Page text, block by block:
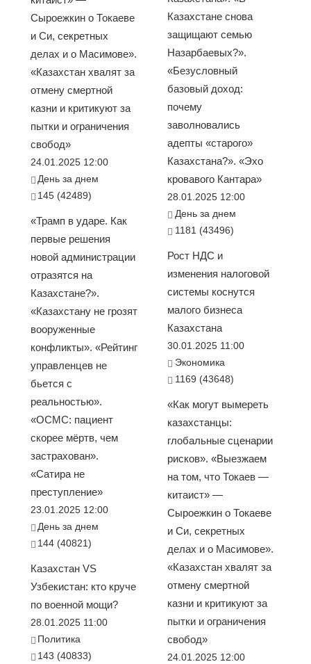
Сыроежкин о Токаеве
и Си, секретных
делах и о Масимове».
«Казахстан хвалят за
отмену смертной
казни и критикуют за
пытки и ограничения
свобод»
24.01.2025 12:00
День за днем
145 (42489)
«Трамп в ударе. Как
первые решения
новой администрации
отразятся на
Казахстане?».
«Казахстану не грозят
вооруженные
конфликты». «Рейтинг
управленцев не
бьется с
реальностью».
«ОСМС: пациент
скорее мёртв, чем
застрахован».
«Сатира не
преступление»
23.01.2025 12:00
День за днем
144 (40821)
Казахстан VS
Узбекистан: кто круче
по военной мощи?
28.01.2025 11:00
Политика
143 (40833)
Казахстане снова
защищают семью
Назарбаевых?».
«Безусловный
базовый доход:
почему
заволновались
адепты «старого»
Казахстана?». «Эхо
кровавого Кантара»
28.01.2025 12:00
День за днем
1181 (43496)
Рост НДС и
изменения налоговой
системы коснутся
малого бизнеса
Казахстана
30.01.2025 11:00
Экономика
1169 (43648)
«Как могут вымереть
казахстанцы:
глобальные сценарии
рисков». «Выезжаем
на том, что Токаев —
китаист» —
Сыроежкин о Токаеве
и Си, секретных
делах и о Масимове».
«Казахстан хвалят за
отмену смертной
казни и критикуют за
пытки и ограничения
свобод»
24.01.2025 12:00